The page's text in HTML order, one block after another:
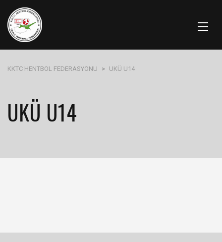
KKTC HENTBOL FEDERASYONU > UKÜ U14
UKÜ U14